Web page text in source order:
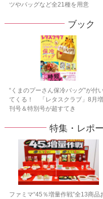
ツやバッグなど全21種を用意
ブック
“くまのプーさん保冷バッグ”が付
てくる！ 「レタスクラブ」8月増
刊号＆特別号が超すてき
特集・レポ
ファミマ“45％増量作戦”全13商品